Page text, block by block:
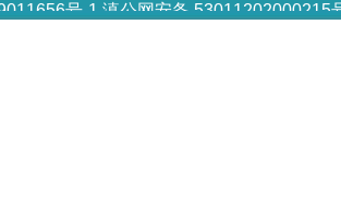
号-1 滇公网安备 53011202000215